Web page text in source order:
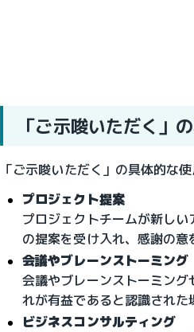
「ご示唆いただく」
「ご示唆いただく」の具体的な
プロジェクト提案
プロジェクトチームが新し
の提案を受け入れ、感謝の意
会議やブレーンストーミング
会議やブレーンストーミン
れが有益であると認識された
ビジネスコンサルティング